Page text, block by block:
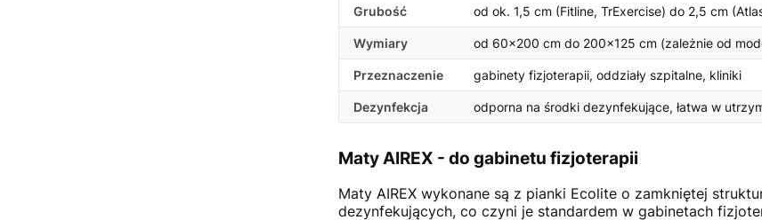
Grubość od ok. 1,5 cm (Fitline, TrExercise) do 2,5 cm
Wymiary od 60×200 cm do 200×125 cm (zależnie od
Przeznaczenie gabinety fizjoterapii, oddziały szpitalne, kliniki
Dezynfekcja odporna na środki dezynfekujące, łatwa w
Maty AIREX - do gabinetu fizjoterapii
Maty AIREX wykonane są z pianki Ecolite o zamkniętej
dezynfekujących, co czyni je standardem w gabinetach